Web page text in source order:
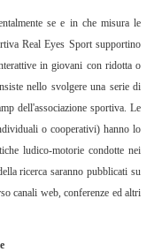
se e in che misura le
Real Eyes Sport supportino
in giovani con ridotta o
nello svolgere una serie di
dell'associazione sportiva. Le
o cooperativi) hanno lo
ludico-motorie condotte nei
ricerca saranno pubblicati su
canali web, conferenze ed altri